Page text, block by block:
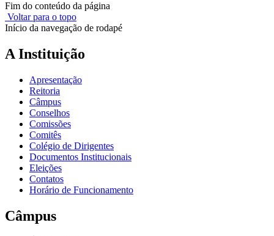
Fim do conteúdo da página
Voltar para o topo
Início da navegação de rodapé
A Instituição
Apresentação
Reitoria
Câmpus
Conselhos
Comissões
Comitês
Colégio de Dirigentes
Documentos Institucionais
Eleições
Contatos
Horário de Funcionamento
Câmpus